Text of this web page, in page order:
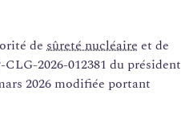
de sûreté nucléaire et de
2026-012381 du président
2026 modifiée portant